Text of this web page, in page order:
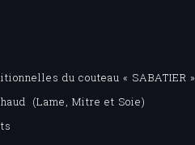
du couteau « SABATIER »
(Lame, Mitre et Soie)